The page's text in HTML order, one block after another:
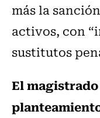
más la
activos, con
sustitutos
El